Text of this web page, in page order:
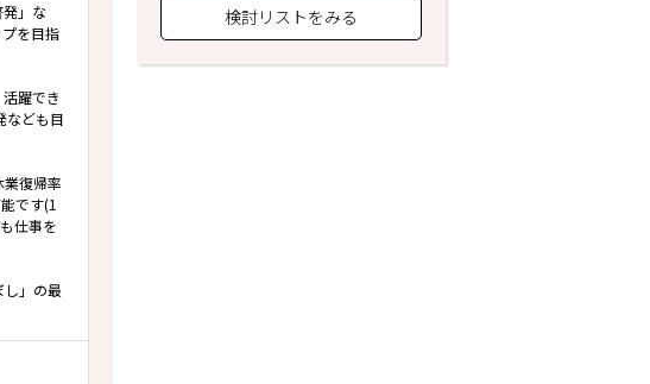
検討リストをみる
」な
を目指
躍でき
なども目
復帰率
です(1
仕事を
」の最